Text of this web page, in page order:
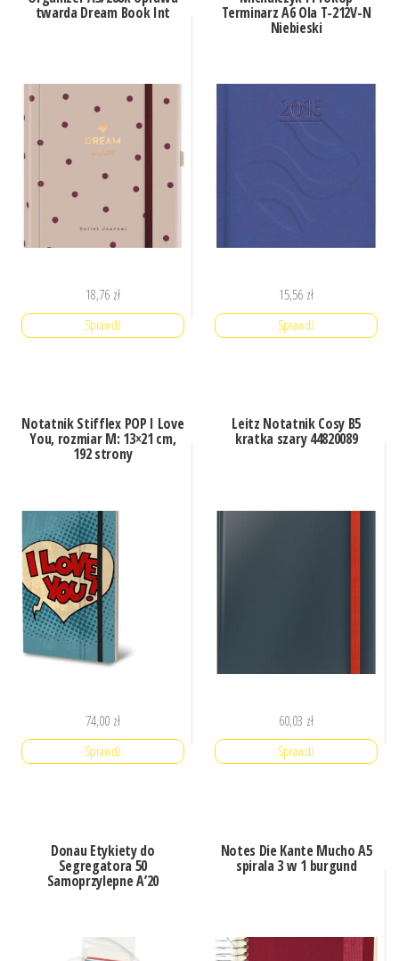
twarda Dream Book Int
18,76 zł
Sprawdź
Terminarz A6 Ola T-212V-N
Niebieski
15,56 zł
Sprawdź
Notatnik Stifflex POP I Love
You, rozmiar M: 13×21 cm,
192 strony
74,00 zł
Sprawdź
Leitz Notatnik Cosy B5
kratka szary 44820089
60,03 zł
Sprawdź
Donau Etykiety do
Segregatora 50
Samoprzylepne A’20
Notes Die Kante Mucho A5
spirala 3 w 1 burgund